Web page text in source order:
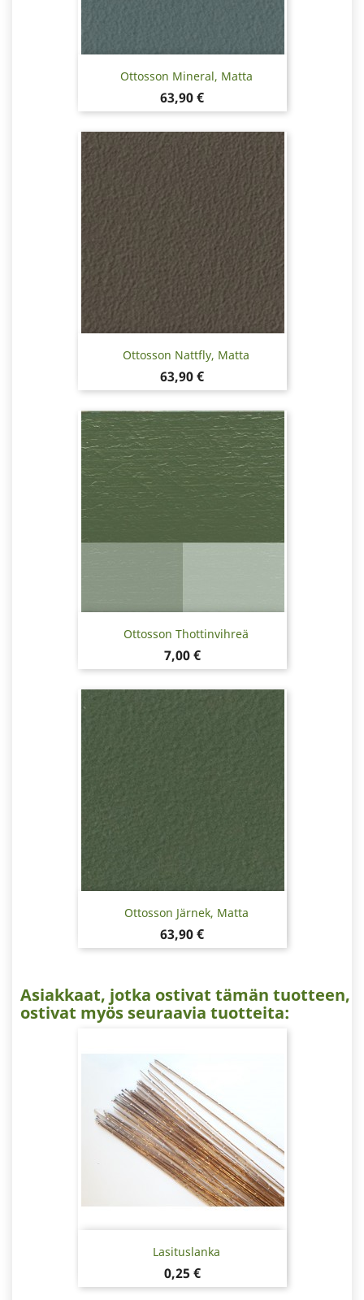
Ottosson Mineral, Matta
Hinta
63,90 €
Ottosson Nattfly, Matta
Hinta
63,90 €
Ottosson Thottinvihreä
Hinta
7,00 €
Ottosson Järnek, Matta
Hinta
63,90 €
Asiakkaat, jotka ostivat tämän tuotteen,
ostivat myös seuraavia tuotteita:
Lasituslanka
Hinta
0,25 €